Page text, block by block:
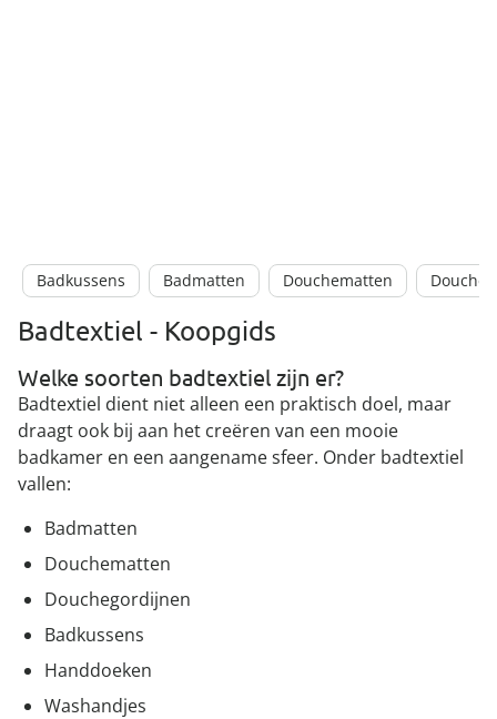
Badkussens Badmatten Douchematten
Badtextiel - Koopgids
Welke soorten badtextiel zijn er?
Badtextiel dient niet alleen een praktisch doel, maar
draagt ook bij aan het creëren van een mooie
badkamer en een aangename sfeer. Onder badtextiel
vallen:
Badmatten
Douchematten
Douchegordijnen
Badkussens
Handdoeken
Washandjes